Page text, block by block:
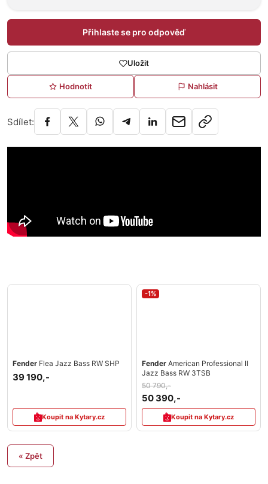
Přihlaste se pro odpověď
Uložit
Hodnotit Nahlásit
Sdílet:
Fender Flea Jazz Bass RW SHP
39 190,-
Koupit na Kytary.cz
-1%
Fender American Professional II
Jazz Bass RW 3TSB
50 790,-
50 390,-
Koupit na Kytary.cz
« Zpět